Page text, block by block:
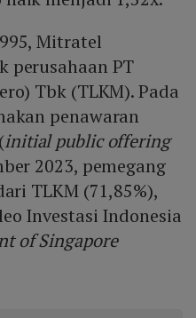
Mitratel
perusahaan PT
Tbk (TLKM). Pada
penawaran
initial public offering
2023, pemegang
TLKM (71,85%),
Investasi Indonesia
of Singapore